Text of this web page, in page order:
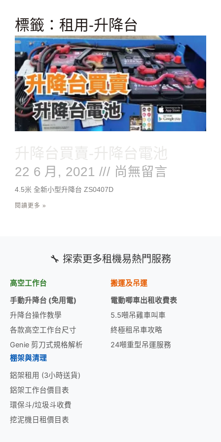
標籤：租用-升降台
升降台買賣-升降台電池
22 6 月, 2021 尚無留言
4.5米 全新小型升降台 ZS0407D
閱讀更多 »
🔧 探索更多租機易熱門服務
高空工作台
手動升降台 (免用電)
升降台操作教學
各款高空工作台尺寸
Genie 剪刀式規格解析
搬運及吊運
電動唧車出租收費表
5.5噸吊雞車叫車
終極租吊車攻略
24噸重型吊運服務
棚架與清理
鋁架租用 (3小時送貨)
鋁架工作台價目表
環保斗/垃圾斗收費
挖泥機日租價目表